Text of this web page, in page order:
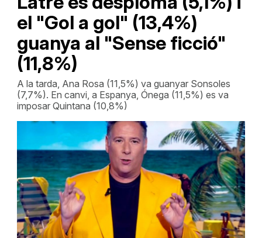
el "Gol a gol" (13,4%)
guanya al "Sense ficció"
(11,8%)
A la tarda, Ana Rosa (11,5%) va guanyar Sonsoles
(7,7%). En canvi, a Espanya, Ónega (11,5%) es va
imposar Quintana (10,8%)